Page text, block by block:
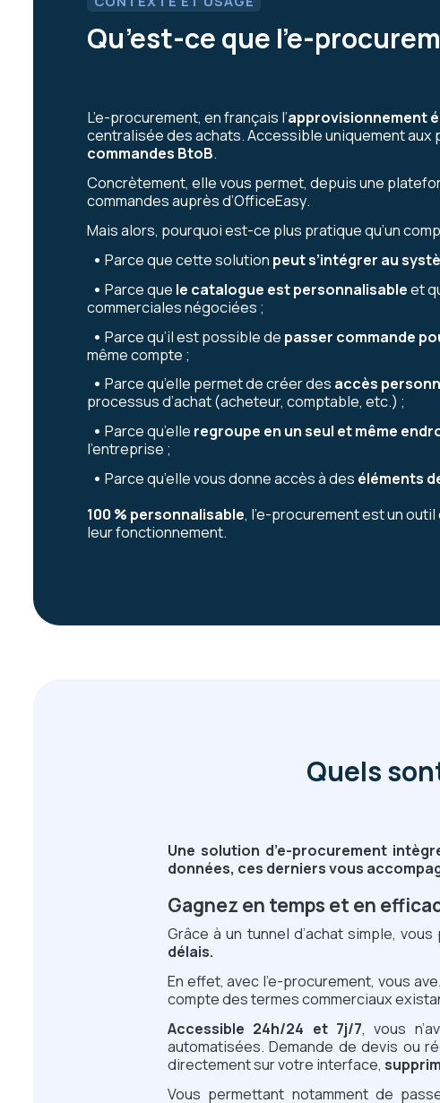
Qu’est-ce que l’e-
L’e-procurement, en français l’approvisionnement
centralisée des achats. Accessible uniquement
commandes BtoB.
Concrètement, elle vous permet, depuis une
commandes auprès d’OfficeEasy.
Mais alors, pourquoi est-ce plus pratique qu’un
• Parce que cette solution peut s’intégrer au
• Parce que le catalogue est personnalisableet
commerciales négociées ;
• Parce qu’il est possible de passer commande
même compte ;
• Parce qu’elle permet de créer des accès
processus d’achat (acheteur, comptable, etc.) ;
• Parce qu’elle regroupe en un seul et même
l’entreprise ;
• Parce qu’elle vous donne accès à des éléments
100 % personnalisable, l’e-procurement est un
leur fonctionnement.
Quels
Une solution d’e-procurement
données, ces derniers vous
Gagnez en temps et en
Grâce à un tunnel d’achat simple,
délais.
En effet, avec l’e-procurement, vous
compte des termes commerciaux
Accessible 24h/24 et 7j/7, vous
automatisées. Demande de devis ou
directement sur votre interface,
Vous permettant notamment de